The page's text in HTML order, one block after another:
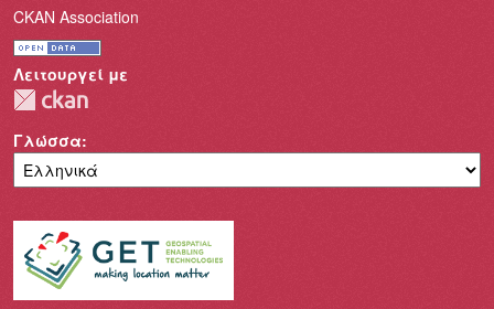
CKAN Association
Λειτουργεί με
Γλώσσα